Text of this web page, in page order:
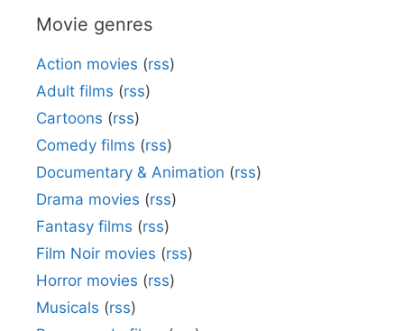
Movie genres
Action movies (rss)
Adult films (rss)
Cartoons (rss)
Comedy films (rss)
Documentary & Animation (rss)
Drama movies (rss)
Fantasy films (rss)
Film Noir movies (rss)
Horror movies (rss)
Musicals (rss)